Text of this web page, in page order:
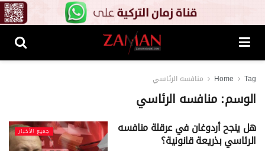
Home Tag منافسه الرئاسي
الوسم:منافسه الرئاسي
جميع الأخبار هل ينجح أردوغان في عرقلة منافسه
الرئاسي بذريعة قانونية؟